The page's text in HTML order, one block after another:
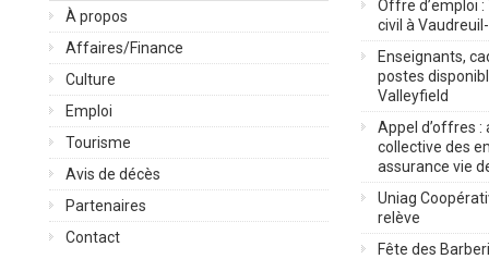
À propos
Affaires/Finance
Culture
Emploi
Tourisme
Avis de décès
Partenaires
Contact
Offre d’emploi
civil à
Enseignants,
postes
Valleyfield
Appel d’offres :
collective des
assurance vie
Uniag
relève
Fête des